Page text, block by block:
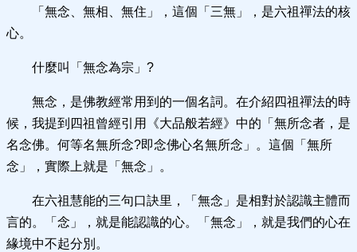
「無念、無相、無住」，這個「三無」，是六祖禪法的核
心。
什麼叫「無念為宗」?
無念，是佛教經常用到的一個名詞。在介紹四祖禪法的時
候，我提到四祖曾經引用《大品般若經》中的「無所念者，是
名念佛。何等名無所念?即念佛心名無所念」。這個「無所
念」，實際上就是「無念」。
在六祖慧能的三句口訣里，「無念」是相對於認識主體而
言的。「念」，就是能認識的心。「無念」，就是我們的心在
緣境中不起分別。